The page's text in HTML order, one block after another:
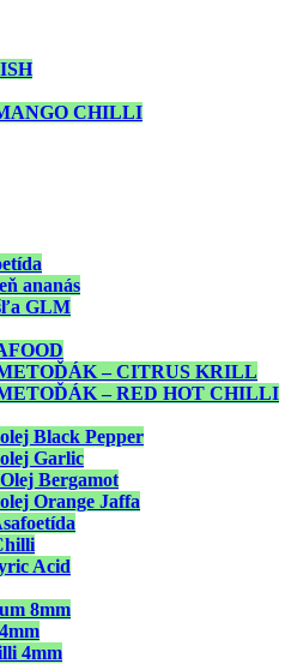
CHILLI
ananás
GLM
– CITRUS KRILL
– RED HOT CHILLI
Black Pepper
Garlic
Bergamot
Orange Jaffa
Acid
8mm
4mm